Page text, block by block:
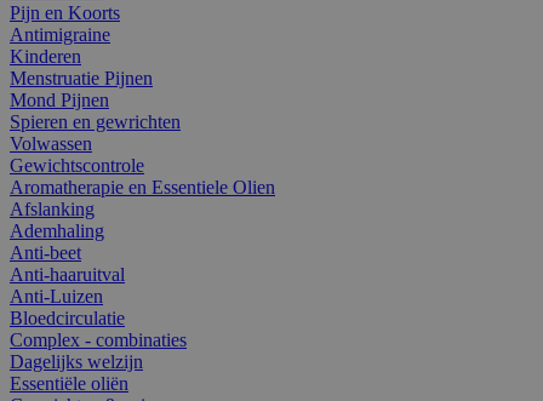
Pijn en Koorts
Antimigraine
Kinderen
Menstruatie Pijnen
Mond Pijnen
Spieren en gewrichten
Volwassen
Gewichtscontrole
Aromatherapie en Essentiele Olien
Afslanking
Ademhaling
Anti-beet
Anti-haaruitval
Anti-Luizen
Bloedcirculatie
Complex - combinaties
Dagelijks welzijn
Essentiële oliën